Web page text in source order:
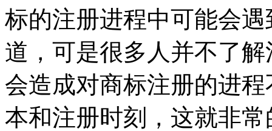
标的注册进程中可能会
道，可是很多人并不了
会造成对商标注册的进
本和注册时刻，这就非